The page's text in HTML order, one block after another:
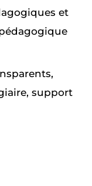
et
support